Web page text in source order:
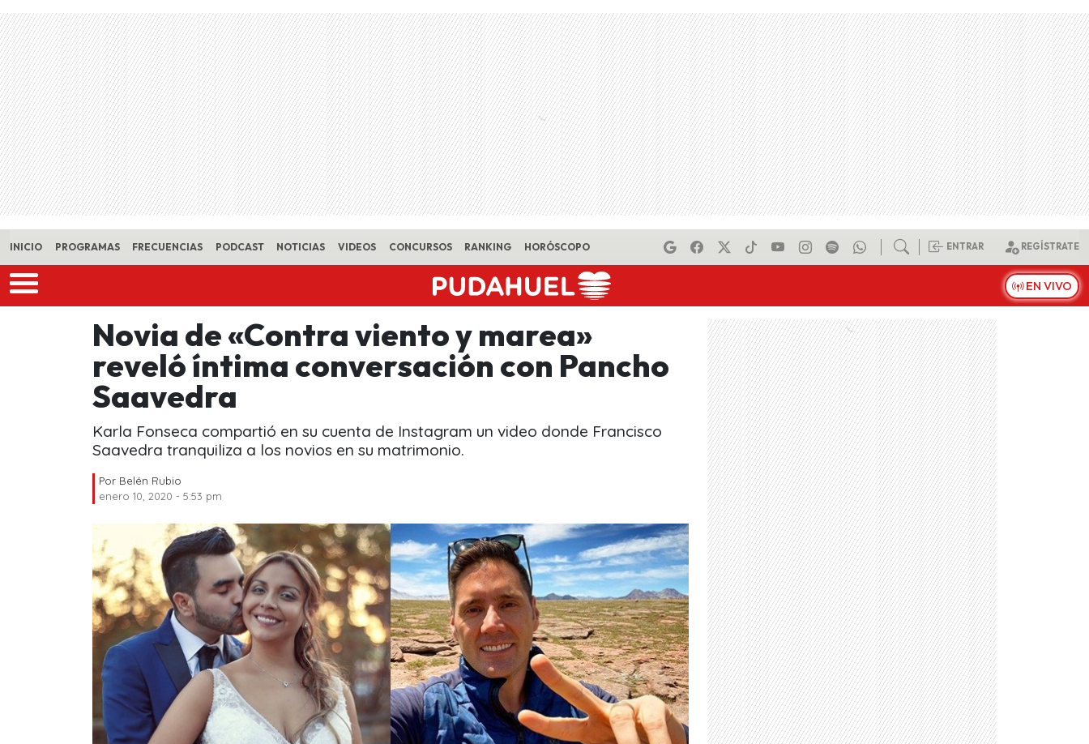
Skip to main content
INICIO PROGRAMAS FRECUENCIAS PODCAST NOTICIAS VIDEOS CONCURSOS RANKING HORÓSCOPO ENTRAR REGÍSTRATE
EN VIVO
Novia de «Contra viento y marea»
reveló íntima conversación con Pancho
Saavedra
Karla Fonseca compartió en su cuenta de Instagram un video donde Francisco
Saavedra tranquiliza a los novios en su matrimonio.
Por Belén Rubio
enero 10, 2020 - 5:53 pm